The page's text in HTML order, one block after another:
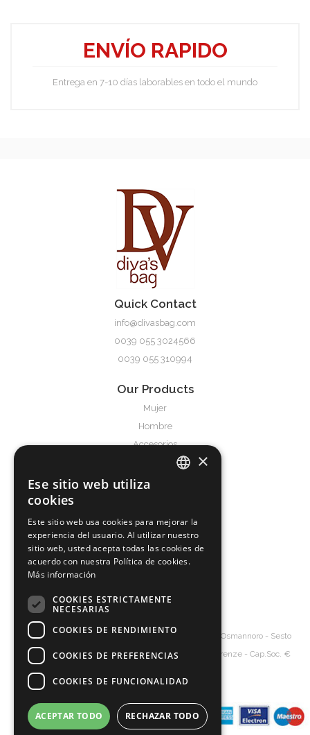
Elsie
frieda
ENVÍO RAPIDO
Entrega en 7-10 días laborables en todo el mundo
Quick Contact
info@divasbag.com
0039 055 3024566
0039 055 310994
Our Products
Mujer
Hombre
Accesorios
About us
Producciòn
Contact
Diva's SrlBolsos al por mayor - Via Senna, 20 – 50019 Osmannoro - Sesto
Fiorentino - Florence Italy - P.Iva 06154620485 - R.I. Firenze - Cap.Soc. €
SPANISH
GERMAN
×
Ese sitio web utiliza
cookies
Este sitio web usa cookies para mejorar la
experiencia del usuario. Al utilizar nuestro
sitio web, usted acepta todas las cookies de
acuerdo con nuestra Política de cookies.
Más información
COOKIES ESTRICTAMENTE
NECESARIAS
COOKIES DE RENDIMIENTO
COOKIES DE PREFERENCIAS
COOKIES DE FUNCIONALIDAD
ACEPTAR TODO RECHAZAR TODO